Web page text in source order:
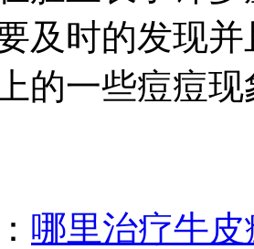
及时的发现
的一些痘痘
哪里治疗牛